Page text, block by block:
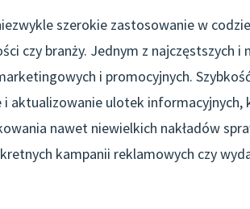
szerokie zastosowanie w
czy branży. Jednym z najczęstszych
i promocyjnych.
i aktualizowanie ulotek
nawet niewielkich nakładów
kampanii reklamowych czy